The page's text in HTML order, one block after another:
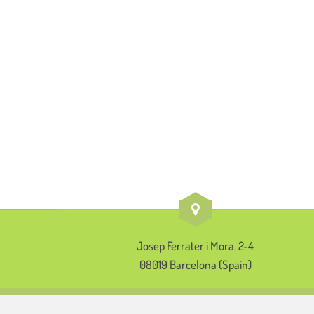
Josep Ferrater i Mora, 2-4
08019 Barcelona (Spain)